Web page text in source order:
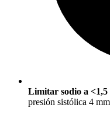
Limitar sodio a <1,5
presión sistólica 4